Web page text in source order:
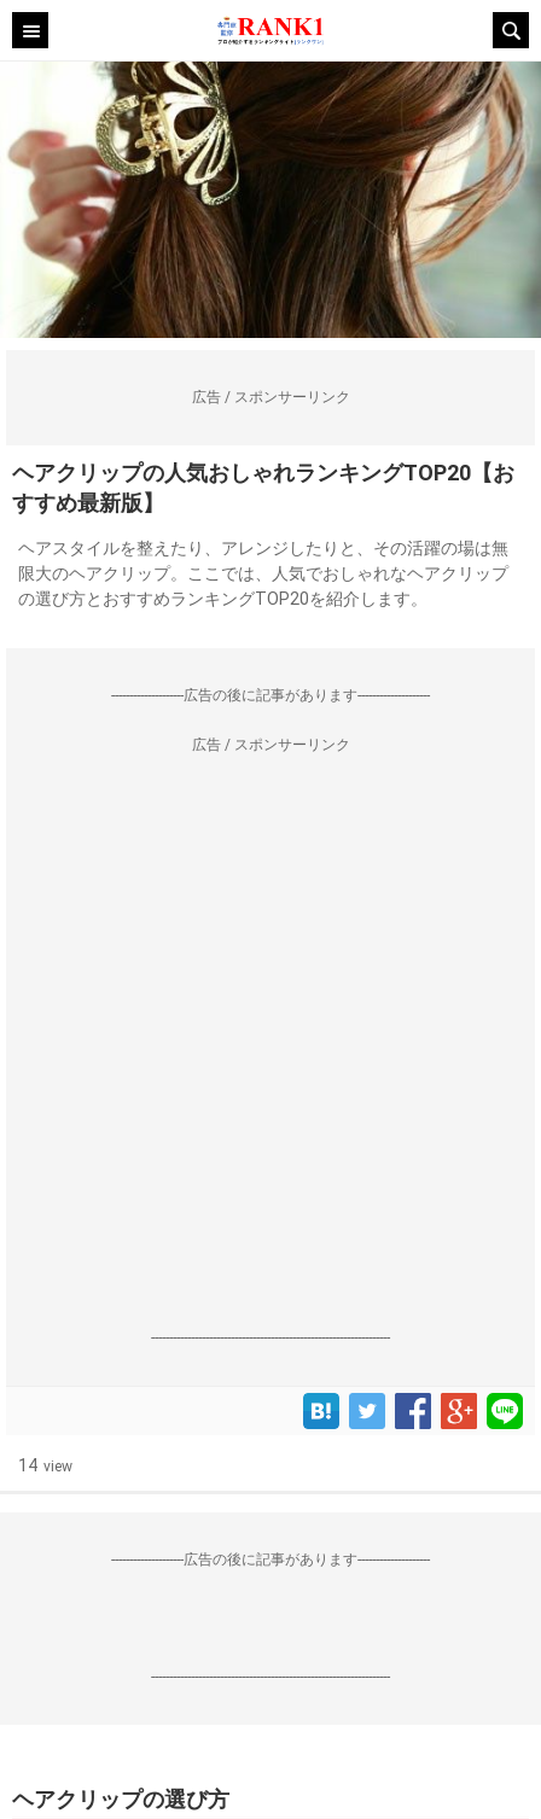
広告 / スポンサーリンク
ヘアクリップの人気おしゃれランキングTOP20【お
すすめ最新版】
ヘアスタイルを整えたり、アレンジしたりと、その活躍の場は無
限大のヘアクリップ。ここでは、人気でおしゃれなヘアクリップ
の選び方とおすすめランキングTOP20を紹介します。
--------------------広告の後に記事があります--------------------
広告 / スポンサーリンク
------------------------------------------------------------------
14 view
--------------------広告の後に記事があります--------------------
------------------------------------------------------------------
ヘアクリップの選び方